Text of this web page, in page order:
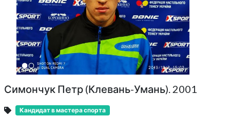
Симончук Петр (Клевань-Умань). 2001
Кандидат в мастера спорта